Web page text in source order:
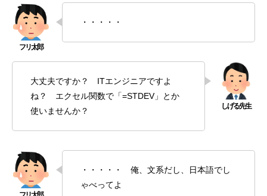
・・・・・
大丈夫ですか？ ITエンジニアですよ
ね？ エクセル関数で「=STDEV」とか
使いませんか？
・・・・・ 俺、文系だし、日本語でし
ゃべってよ